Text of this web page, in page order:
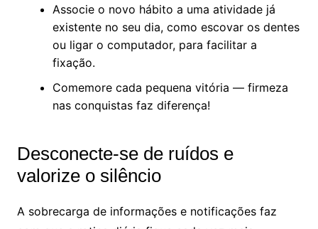
Associe o novo hábito a uma atividade já
existente no seu dia, como escovar os dentes
ou ligar o computador, para facilitar a
fixação.
Comemore cada pequena vitória — firmeza
nas conquistas faz diferença!
Desconecte-se de ruídos e
valorize o silêncio
A sobrecarga de informações e notificações faz